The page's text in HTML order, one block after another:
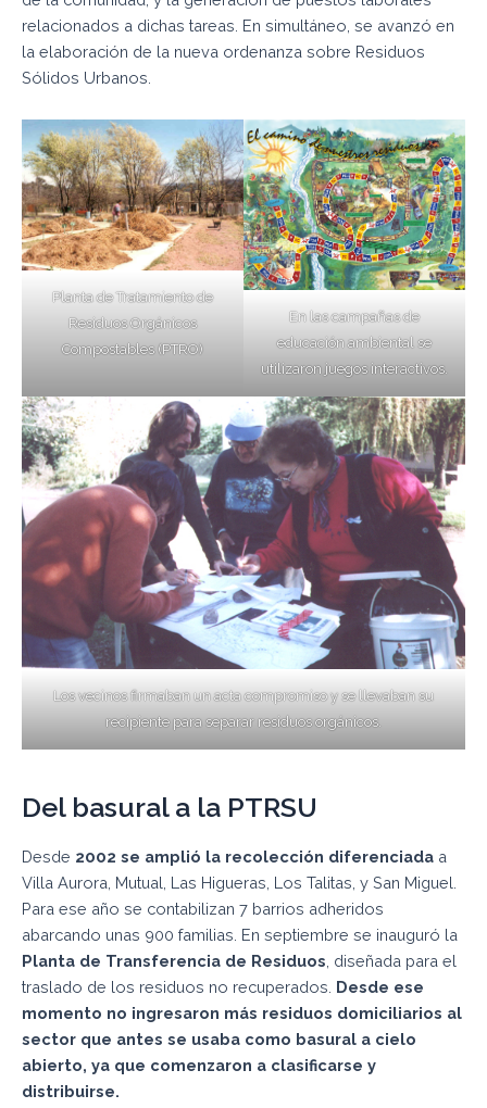
relacionados a dichas tareas. En simultáneo, se avanzó en
la elaboración de la nueva ordenanza sobre Residuos
Sólidos Urbanos.
Planta de Tratamiento de
Residuos Orgánicos
Compostables (PTRO)
En las campañas de
educación ambiental se
utilizaron juegos interactivos.
Los vecinos firmaban un acta compromiso y se llevaban su
recipiente para separar residuos orgánicos.
Del basural a la PTRSU
Desde 2002 se amplió la recolección diferenciada a
Villa Aurora, Mutual, Las Higueras, Los Talitas, y San Miguel.
Para ese año se contabilizan 7 barrios adheridos
abarcando unas 900 familias. En septiembre se inauguró la
Planta de Transferencia de Residuos , diseñada para el
traslado de los residuos no recuperados. Desde ese
momento no ingresaron más residuos domiciliarios al
sector que antes se usaba como basural a cielo
abierto, ya que comenzaron a clasificarse y
distribuirse.